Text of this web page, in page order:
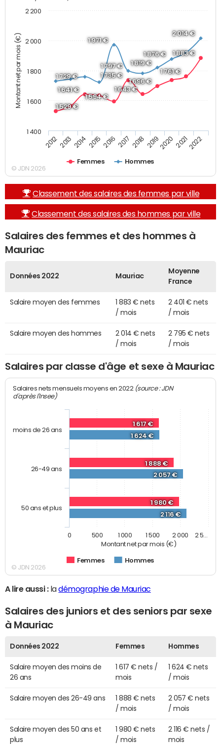
Montant net par mois (€) 1 529 €
1 641 €
1 594 €
1 735 €
1 643 €
1 696 €
1 761 €
1 883 €
1 729 €
1 971 €
1 797 € 1 819 €
1 876 €
2 014 €
Femmes Hommes
2012 2013 2014 2015 2016 2017 2018 20192020 20212022
1 600
1 800
2 000
1 400
2 200
© JDN 2026
Classement des salaires des femmes par ville
Classement des salaires des hommes par ville
Salaires des femmes et des hommes à
Mauriac
Données 2022 Mauriac
Moyenne
France
Salaire moyen des femmes
1 883 € nets
/ mois
2 401 € nets
/ mois
Salaire moyen des hommes
2 014 € nets
/ mois
2 795 € nets
/ mois
Salaires par classe d'âge et sexe à Mauriac
Montant net par mois (€)
Salaires nets mensuels moyens en 2022 (source : JDN
d'après l'Insee)
1 617 €
1 888 €
1 980 €
1 624 €
2 057 €
2 116 €
Femmes Hommes
moins de 26 ans
26-49 ans
50 ans et plus
0 500 1 000 1 500 2 000 2 5…
© JDN 2026
A lire aussi :ladémographie de Mauriac
Salaires des juniors et des seniors par sexe
à Mauriac
Données 2022 Femmes Hommes
Salaire moyen des moins de
26 ans
1 617 € nets /
mois
1 624 € nets
/ mois
Salaire moyen des 26-49 ans
1 888 € nets
/ mois
2 057 € nets
/ mois
Salaire moyen des 50 ans et
plus
1 980 € nets
/ mois
2 116 € nets /
mois